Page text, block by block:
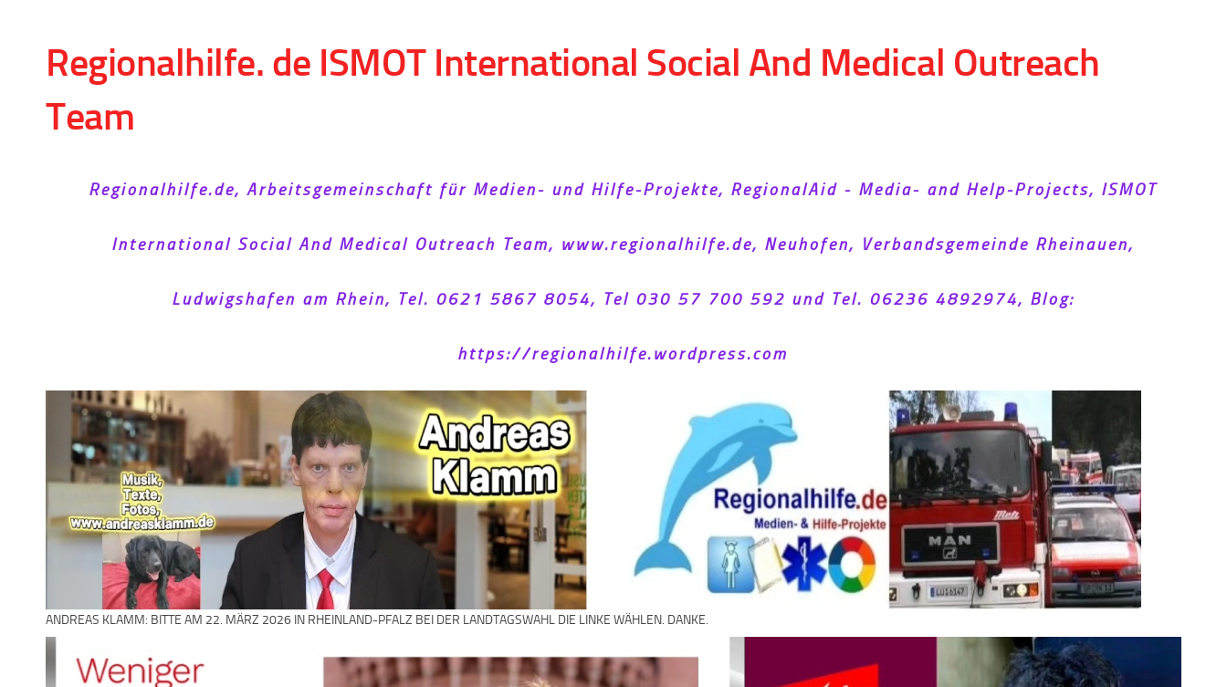
Regionalhilfe. de ISMOT International Social And Medical Outreach
Team
Regionalhilfe.de, Arbeitsgemeinschaft für Medien- und Hilfe-Projekte, RegionalAid - Media- and Help-Projects, ISMOT
International Social And Medical Outreach Team, www.regionalhilfe.de, Neuhofen, Verbandsgemeinde Rheinauen,
Ludwigshafen am Rhein, Tel. 0621 5867 8054, Tel 030 57 700 592 und Tel. 06236 4892974, Blog:
https://regionalhilfe.wordpress.com
ANDREAS KLAMM: BITTE AM 22. MÄRZ 2026 IN RHEINLAND-PFALZ BEI DER LANDTAGSWAHL DIE LINKE WÄHLEN. DANKE.